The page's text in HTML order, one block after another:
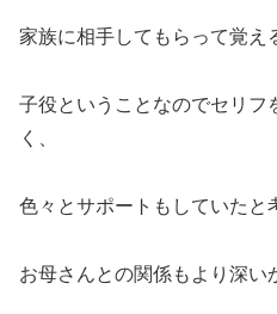
家族に相手してもらって覚え
子役ということなのでセリフ
く、
色々とサポートもしていたと
お母さんとの関係もより深い